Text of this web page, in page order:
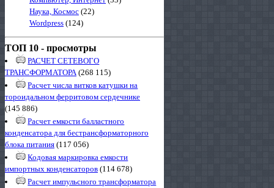
Наука, Космос (22)
Wordpress (124)
ТОП 10 - просмотры
РАСЧЕТ СЕТЕВОГО
ТРАНСФОРМАТОРА(268 115)
Расчет числа витков катушки на
тороидальном ферритовом сердечнике
(145 886)
Расчет емкости балластного
конденсатора для бестрансформаторного
блока питания (117 056)
Кодовая маркировка емкости
импортных конденсаторов (114 678)
Расчет импульсного трансформатора